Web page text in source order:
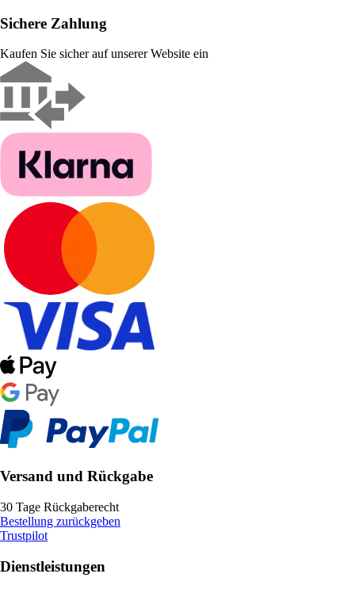
Sichere Zahlung
Kaufen Sie sicher auf unserer Website ein
Versand und Rückgabe
30 Tage Rückgaberecht
Bestellung zurückgeben
Trustpilot
Dienstleistungen